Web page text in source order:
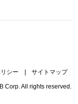
シー サイトマップ
Corp. All rights reserved.